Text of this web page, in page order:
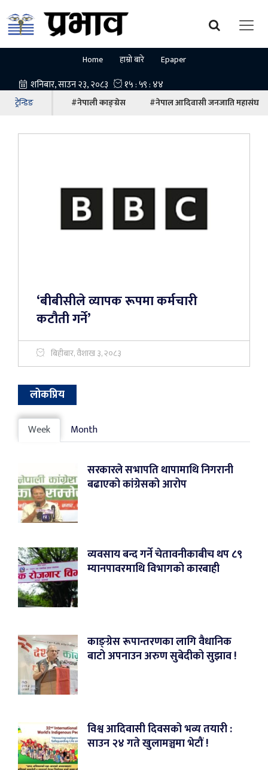
Home हाम्रो बारे Epaper
ट्रेन्डिङ #नेपाली काङ्ग्रेस #नेपाल आदिवासी जनजाति महासंघ
‘बीबीसीले व्यापक रूपमा कर्मचारी
कटौती गर्ने’
बिहीबार, वैशाख ३, २०८३
लोकप्रिय
Week Month
सरकारले सभापति थापामाथि निगरानी
बढाएको कांग्रेसको आरोप
व्यवसाय बन्द गर्ने चेतावनीकाबीच थप ८९
म्यानपावरमाथि विभागको कारबाही
काङ्ग्रेस रूपान्तरणका लागि वैधानिक
बाटो अपनाउन अरुण सुबेदीको सुझाव !
विश्व आदिवासी दिवसको भव्य तयारी :
साउन २४ गते खुलामञ्चमा भेटौं !